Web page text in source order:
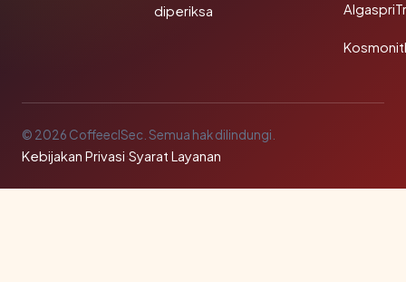
diperiksa
© 2026 CoffeeclSec. Semua hak dilindungi.
Kebijakan Privasi·Syarat Layanan